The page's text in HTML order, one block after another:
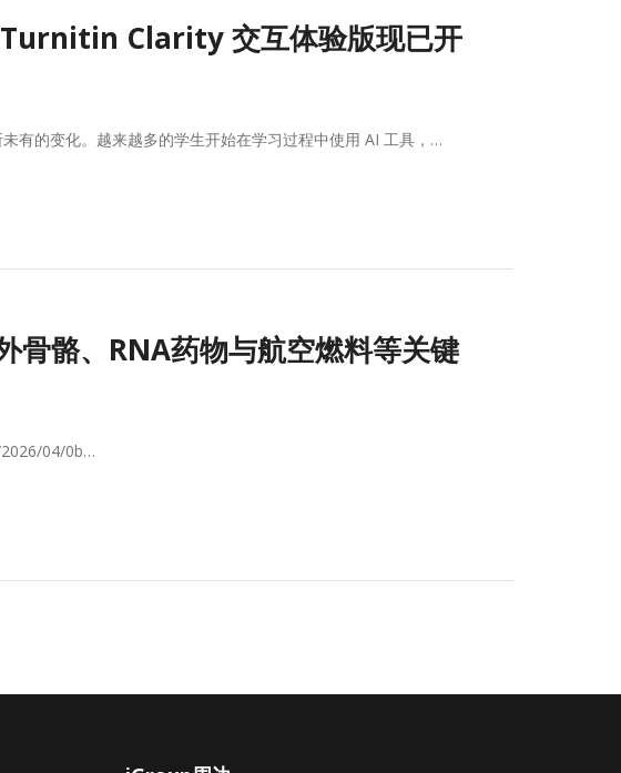
Turnitin Clarity 交互体验版现已开
有的变化。越来越多的学生开始在学习过程中使用 AI 工具，…
骨骼、RNA药物与航空燃料等关键
04/0b…